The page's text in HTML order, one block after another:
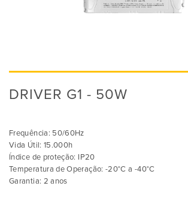
DRIVER G1 - 50W
Frequência: 50/60Hz
Vida Útil: 15.000h
Índice de proteção: IP20
Temperatura de Operação: -20°C a -40°C
Garantia: 2 anos